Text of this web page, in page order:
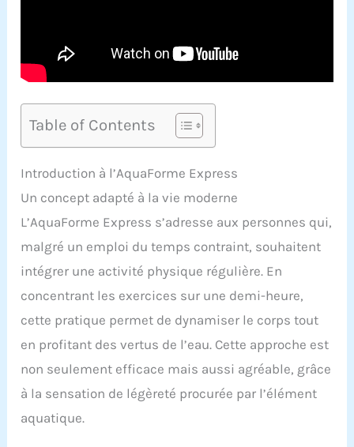
Table of Contents
Introduction à l’AquaForme Express
Un concept adapté à la vie moderne
L’AquaForme Express s’adresse aux personnes qui,
malgré un emploi du temps contraint, souhaitent
intégrer une activité physique régulière. En
concentrant les exercices sur une demi-heure,
cette pratique permet de dynamiser le corps tout
en profitant des vertus de l’eau. Cette approche est
non seulement efficace mais aussi agréable, grâce
à la sensation de légèreté procurée par l’élément
aquatique.